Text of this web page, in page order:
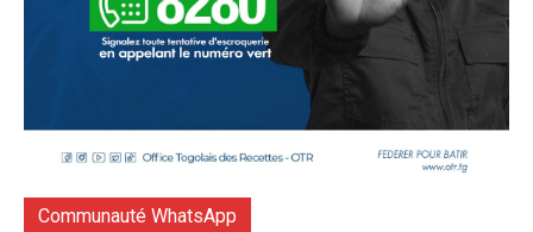
Communauté WhatsApp